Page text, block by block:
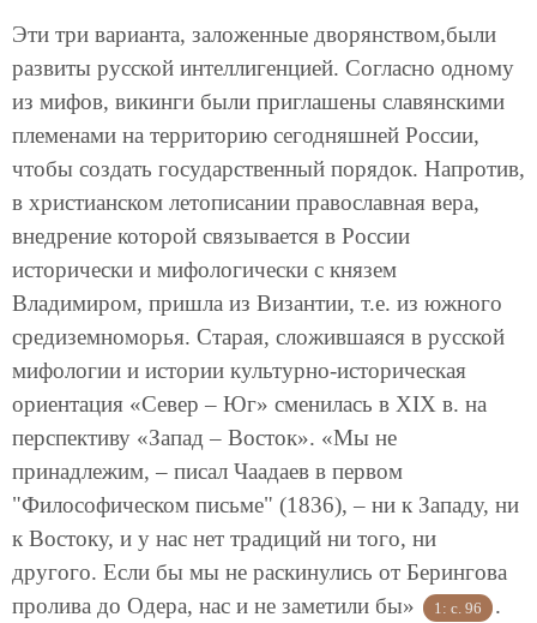
Эти три варианта, заложенные дворянством,были
развиты русской интеллигенцией. Согласно одному
из мифов, викинги были приглашены славянскими
племенами на территорию сегодняшней России,
чтобы создать государственный порядок. Напротив,
в христианском летописании православная вера,
внедрение которой связывается в России
исторически и мифологически с князем
Владимиром, пришла из Византии, т.е. из южного
средиземноморья. Старая, сложившаяся в русской
мифологии и истории культурно-историческая
ориентация «Север – Юг» сменилась в XIX в. на
перспективу «Запад – Восток». «Мы не
принадлежим, – писал Чаадаев в первом
"Философическом письме" (1836), – ни к Западу, ни
к Востоку, и у нас нет традиций ни того, ни
другого. Если бы мы не раскинулись от Берингова
пролива до Одера, нас и не заметили бы»
1: с. 96
.